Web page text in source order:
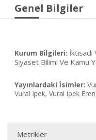
Genel Bilgiler
Kurum Bilgileri: İktisadi
Siyaset Bilimi Ve Kamu
Yayınlardaki İsimler:
Vural Ipek, Vural Ipek
Metrikler